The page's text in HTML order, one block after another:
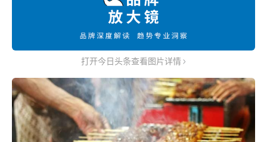
打开今日头条查看图片详情